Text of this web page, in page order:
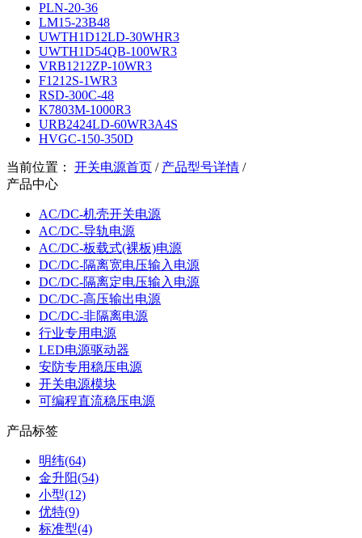
PLN-20-36
LM15-23B48
UWTH1D12LD-30WHR3
UWTH1D54QB-100WR3
VRB1212ZP-10WR3
F1212S-1WR3
RSD-300C-48
K7803M-1000R3
URB2424LD-60WR3A4S
HVGC-150-350D
当前位置： 开关电源首页 / 产品型号详情 /
产品中心
AC/DC-机壳开关电源
AC/DC-导轨电源
AC/DC-板载式(裸板)电源
DC/DC-隔离宽电压输入电源
DC/DC-隔离定电压输入电源
DC/DC-高压输出电源
DC/DC-非隔离电源
行业专用电源
LED电源驱动器
安防专用稳压电源
开关电源模块
可编程直流稳压电源
产品标签
明纬(64)
金升阳(54)
小型(12)
优特(9)
标准型(4)